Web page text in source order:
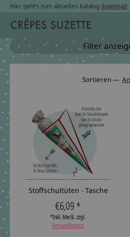
Hier geht’s zum aktuellen Katalog download
Filter
Sortieren —
Stoffschultüten - Tasche
€6,09 *
*Inkl. MwSt. zzgl.
Versandkosten